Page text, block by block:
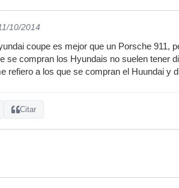
10/2014
coupe es mejor que un Porsche 911,
se compran los Hyundais no suelen tener
refiero a los que se compran el Huundai y
Citar